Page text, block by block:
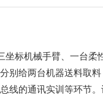
坐标机械手臂、一台
别给两台机器送料取
线的通讯实训等环节